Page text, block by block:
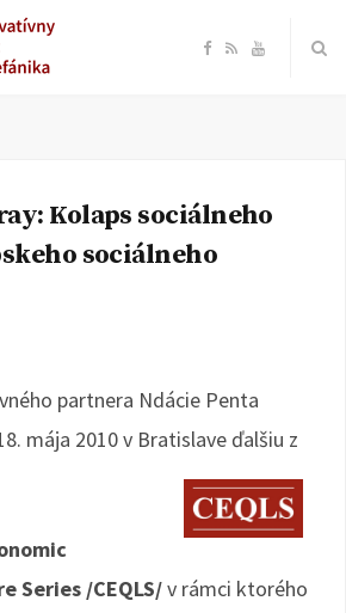
F
e
o
R Y
T
Kolaps sociálneho
sociálneho
partnera Ndácie Penta
mája 2010 v Bratislave ďalšiu z
Series /CEQLS/v rámci ktorého